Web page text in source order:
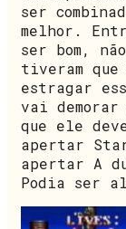
ser
melhor.
ser bom,
tiveram que
estragar
vai
que ele
apertar
apertar A
Podia ser